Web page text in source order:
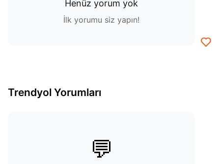
Henüz yorum yok
İlk yorumu siz yapın!
Trendyol Yorumları
💬